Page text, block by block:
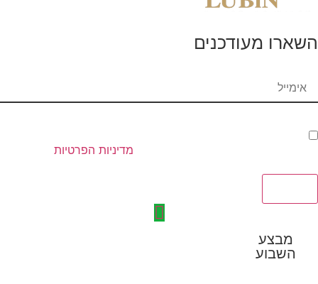
השארו מעודכנים
מדיניות הפרטיות
מבצע
השבוע